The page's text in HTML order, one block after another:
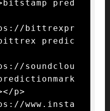
pred
bittrexpr
predic
soundclou
p>
www.insta